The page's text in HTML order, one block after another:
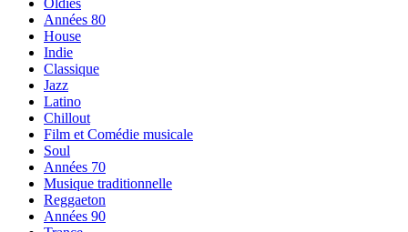
Oldies
Années 80
House
Indie
Classique
Jazz
Latino
Chillout
Film et Comédie musicale
Soul
Années 70
Musique traditionnelle
Reggaeton
Années 90